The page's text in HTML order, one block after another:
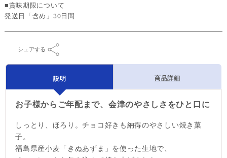
■賞味期限について
発送日「含め」30日間
シェアする
説明 商品詳細
お子様からご年配まで、会津のやさしさをひと口に
しっとり、ほろり。チョコ好きも納得のやさしい焼き菓
子。
福島県産小麦「きぬあずま」を使った生地で、